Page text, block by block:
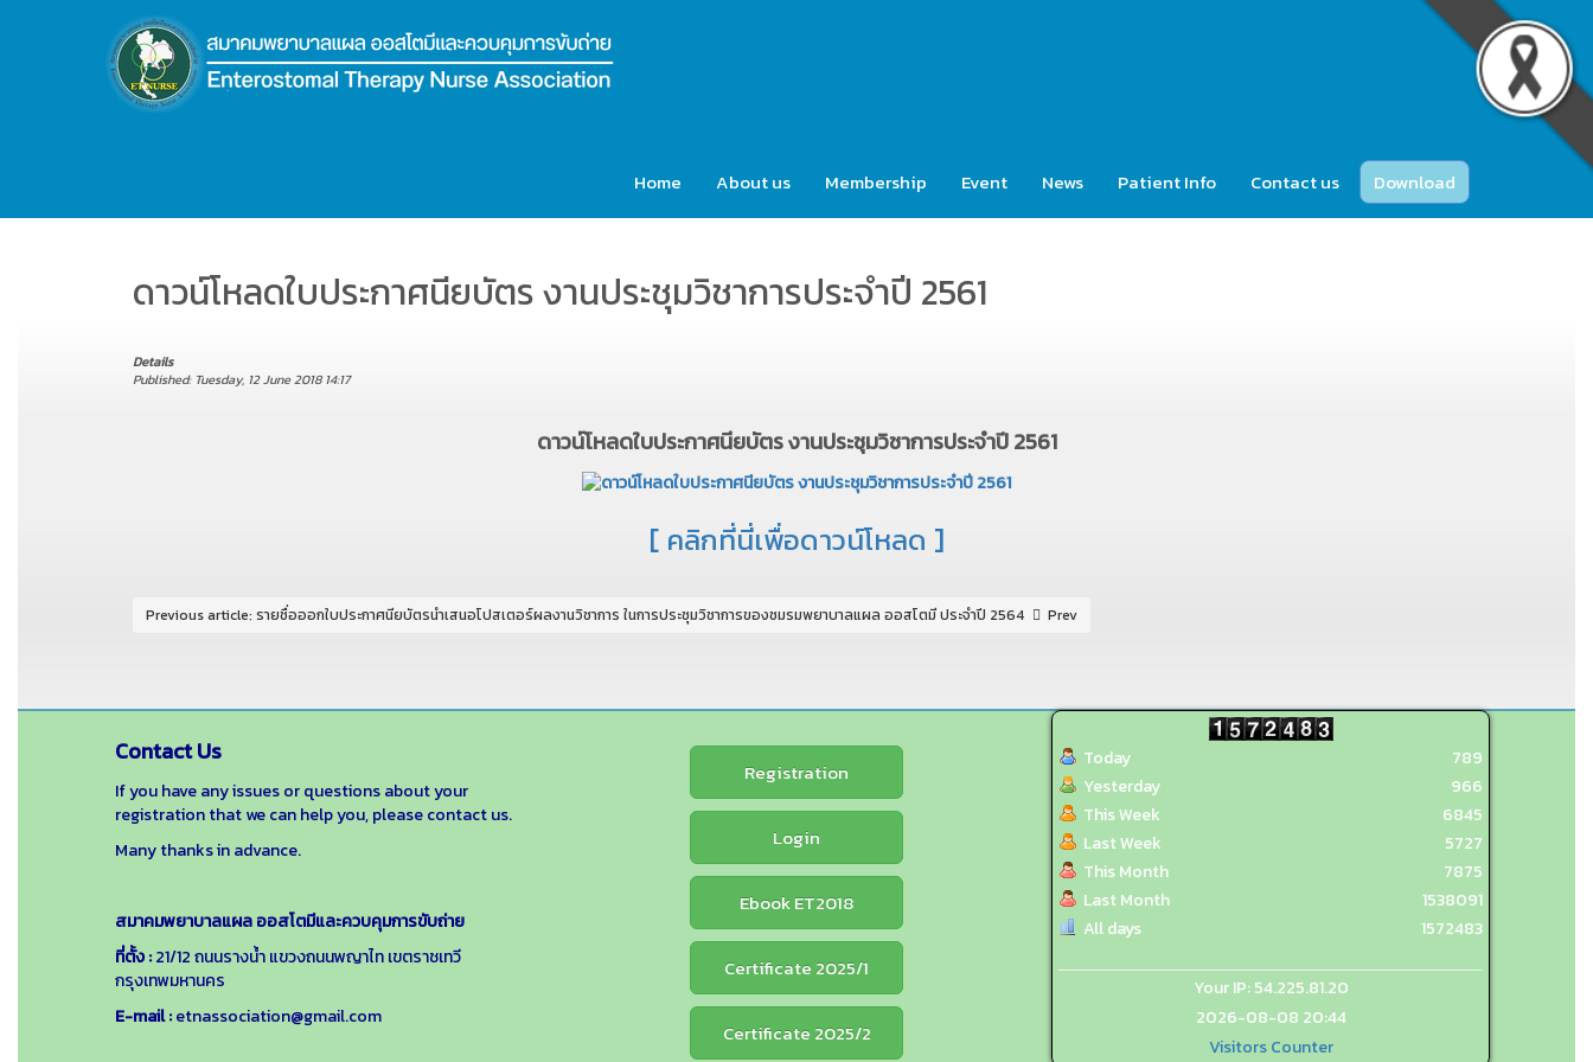
.
Home About us Membership Event News Patient Info Contact us Download
ดาวน์โหลดใบประกาศนียบัตร งานประชุมวิชาการประจำปี 2561
Details
Published: Tuesday, 12 June 2018 14:17
ดาวน์โหลดใบประกาศนียบัตร งานประชุมวิชาการประจำปี 2561
[ คลิกที่นี่เพื่อดาวน์โหลด ]
Previous article: รายชื่อออกใบประกาศนียบัตรนำเสนอโปสเตอร์ผลงานวิชาการ ในการประชุมวิชาการของชมรมพยาบาลแผล ออสโตมี ประจำปี 2564 Prev
Contact Us
If you have any issues or questions about your
registration that we can help you, please contact us.
Many thanks in advance.
สมาคมพยาบาลแผล ออสโตมีและควบคุมการขับถ่าย
ที่ตั้ง :21/12 ถนนรางน้ำ แขวงถนนพญาไท เขตราชเทวี
กรุงเทพมหานคร
E-mail :etnassociation@gmail.com
Registration
Login
Ebook ET2018
Certificate 2025/1
Certificate 2025/2
Today
Yesterday
This Week
Last Week
This Month
Last Month
All days
789
966
6845
5727
7875
1538091
1572483
Your IP: 54.225.81.20
2026-08-08 20:44
Visitors Counter